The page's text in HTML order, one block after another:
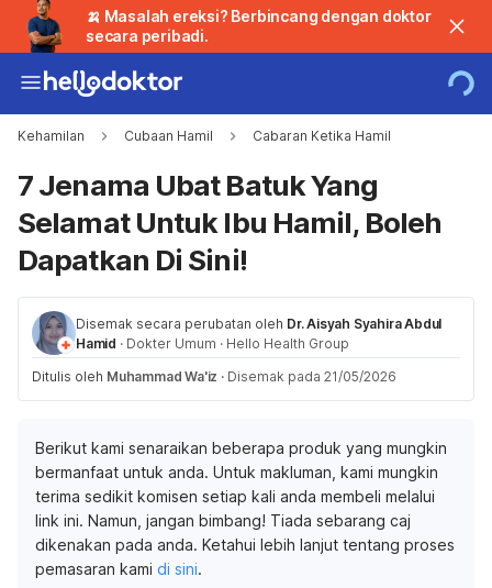
🍌 Masalah ereksi? Berbincang dengan doktor
secara peribadi.
Kehamilan Cubaan Hamil Cabaran Ketika Hamil
7 Jenama Ubat Batuk Yang
Selamat Untuk Ibu Hamil, Boleh
Dapatkan Di Sini!
Disemak secara perubatan oleh Dr. Aisyah Syahira Abdul
Hamid · Dokter Umum · Hello Health Group
Ditulis oleh Muhammad Wa'iz · Disemak pada 21/05/2026
Berikut kami senaraikan beberapa produk yang mungkin
bermanfaat untuk anda. Untuk makluman, kami mungkin
terima sedikit komisen setiap kali anda membeli melalui
link ini. Namun, jangan bimbang! Tiada sebarang caj
dikenakan pada anda. Ketahui lebih lanjut tentang proses
pemasaran kami di sini.